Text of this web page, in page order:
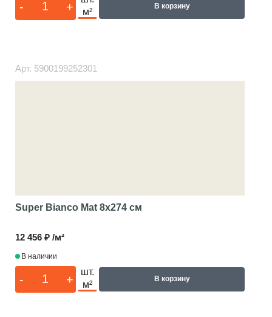
- +
м²
В корзину
Арт. 5900199252301
Super Bianco Mat 8x274 см
12 456 ₽ /м²
В наличии
- +
шт.
м²
В корзину